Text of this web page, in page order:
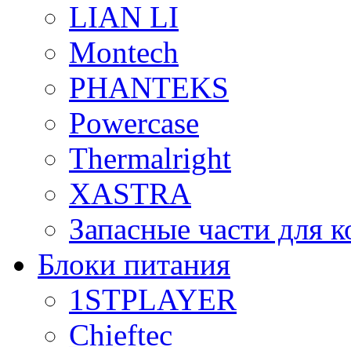
LIAN LI
Montech
PHANTEKS
Powercase
Thermalright
XASTRA
Запасные части для
Блоки питания
1STPLAYER
Chieftec